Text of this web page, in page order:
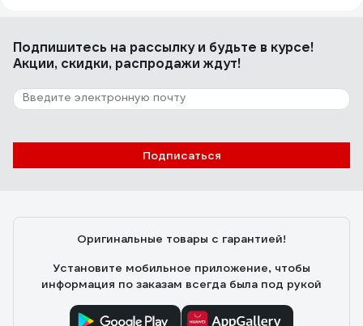
Подпишитесь на рассылкуи будьте в курсе!
Акции, скидки, распродажи ждут!
Подписаться
Оригинальные товары с гарантией!
Установите мобильное приложение, чтобы
информация по заказам всегда была под рукой